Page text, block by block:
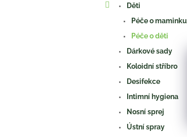
Děti
Péče o maminku
Péče o děti
Dárkové sady
Koloidní stříbro
Desifekce
Intimní hygiena
Nosní sprej
Ústní spray